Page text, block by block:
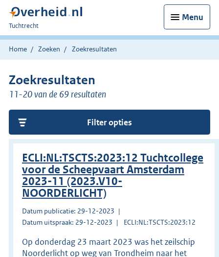
Menu
U
bent
hier:
Tuchtrecht
Home Zoeken Zoekresultaten
Zoekresultaten
11-20 van de 69 resultaten
Filter opties
ECLI:NL:TSCTS:2023:12 Tuchtcollege
voor de Scheepvaart Amsterdam
2023-11 (2023.V10-
NOORDERLICHT)
Datum publicatie: 29-12-2023
Datum uitspraak: 29-12-2023
ECLI:NL:TSCTS:2023:12
Op donderdag 23 maart 2023 was het zeilschip
Noorderlicht op weg van Trondheim naar het